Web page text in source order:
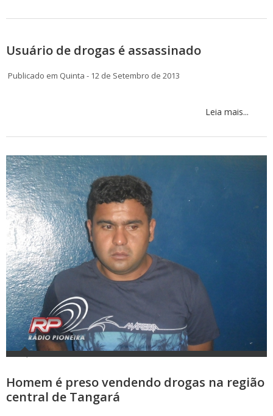
Usuário de drogas é assassinado
Publicado em Quinta - 12 de Setembro de 2013
Leia mais...
Homem é preso vendendo drogas na região
central de Tangará